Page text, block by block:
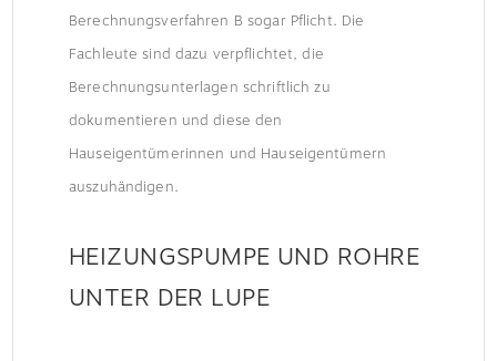
Berechnungsverfahren B sogar Pflicht. Die
Fachleute sind dazu verpflichtet, die
Berechnungsunterlagen schriftlich zu
dokumentieren und diese den
Hauseigentümerinnen und Hauseigentümern
auszuhändigen.
HEIZUNGSPUMPE UND ROHRE
UNTER DER LUPE